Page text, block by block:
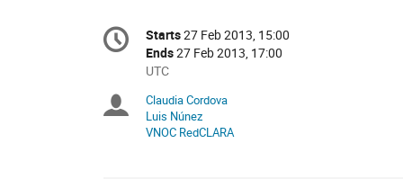
Conference
information
Date/Time
Starts27 Feb 2013, 15:00
Ends27 Feb 2013, 17:00
All
are
in
UTC
UTC
Chairpersons
Claudia Cordova
Luis Núnez
VNOC RedCLARA